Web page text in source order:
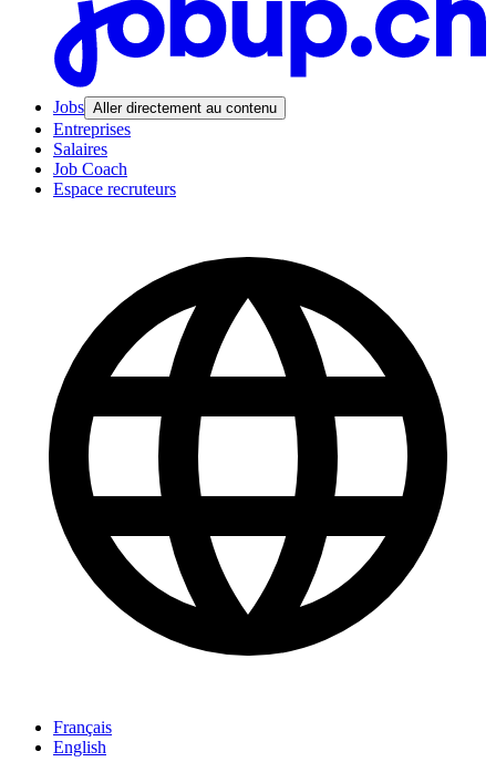
Jobs Aller directement au contenu
Entreprises
Salaires
Job Coach
Espace recruteurs
Français
English